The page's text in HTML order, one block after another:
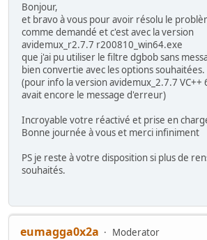
Bonjour,
et bravo à vous pour avoir résolu le
comme demandé et c'est avec la version
avidemux_r2.7.7 r200810_win64.exe
que j'ai pu utiliser le filtre dgbob sans
bien convertie avec les options souhaitées.
(pour info la version avidemux_2.7.7
avait encore le message d'erreur)
Incroyable votre réactivé et prise en
Bonne journée à vous et merci infiniment
PS je reste à votre disposition si plus de
souhaités.
eumagga0x2a
Moderator